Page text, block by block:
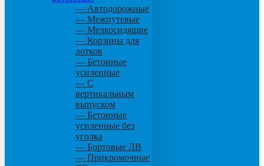
— Автодорожные
— Межпутевые
— Мелкосидящие
— Корзины для
лотков
— Бетонные
усиленные
— С
вертикальным
выпуском
— Бетонные
усиленные без
уголка
— Бортовые ЛВ
— Прикромочные